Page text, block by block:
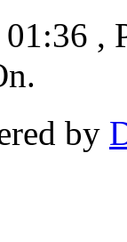
,
by